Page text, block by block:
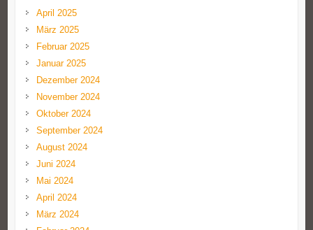
April 2025
März 2025
Februar 2025
Januar 2025
Dezember 2024
November 2024
Oktober 2024
September 2024
August 2024
Juni 2024
Mai 2024
April 2024
März 2024